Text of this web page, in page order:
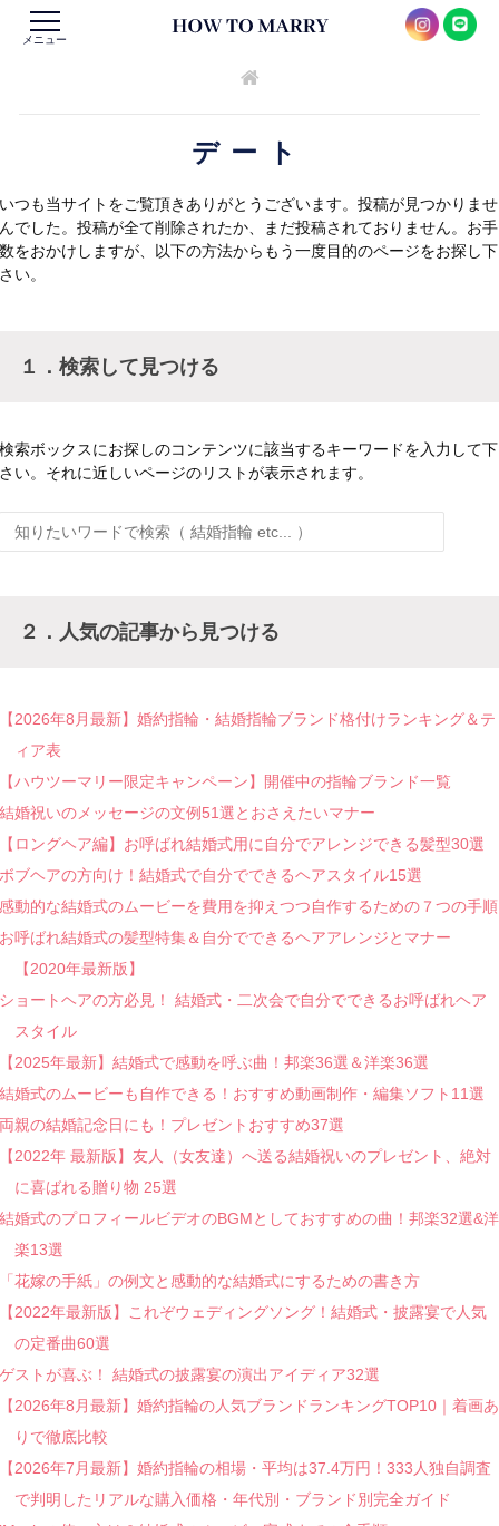
メニュー
デート
いつも当サイトをご覧頂きありがとうございます。投稿が見つかりませ
んでした。投稿が全て削除されたか、まだ投稿されておりません。お手
数をおかけしますが、以下の方法からもう一度目的のページをお探し下
さい。
１．検索して見つける
検索ボックスにお探しのコンテンツに該当するキーワードを入力して下
さい。それに近しいページのリストが表示されます。
２．人気の記事から見つける
【2026年8月最新】婚約指輪・結婚指輪ブランド格付けランキング＆テ
ィア表
【ハウツーマリー限定キャンペーン】開催中の指輪ブランド一覧
結婚祝いのメッセージの文例51選とおさえたいマナー
【ロングヘア編】お呼ばれ結婚式用に自分でアレンジできる髪型30選
ボブヘアの方向け！結婚式で自分でできるヘアスタイル15選
感動的な結婚式のムービーを費用を抑えつつ自作するための７つの手順
お呼ばれ結婚式の髪型特集＆自分でできるヘアアレンジとマナー
【2020年最新版】
ショートヘアの方必見！ 結婚式・二次会で自分でできるお呼ばれヘア
スタイル
【2025年最新】結婚式で感動を呼ぶ曲！邦楽36選＆洋楽36選
結婚式のムービーも自作できる！おすすめ動画制作・編集ソフト11選
両親の結婚記念日にも！プレゼントおすすめ37選
【2022年 最新版】友人（女友達）へ送る結婚祝いのプレゼント、絶対
に喜ばれる贈り物 25選
結婚式のプロフィールビデオのBGMとしておすすめの曲！邦楽32選&洋
楽13選
「花嫁の手紙」の例文と感動的な結婚式にするための書き方
【2022年最新版】これぞウェディングソング！結婚式・披露宴で人気
の定番曲60選
ゲストが喜ぶ！ 結婚式の披露宴の演出アイディア32選
【2026年8月最新】婚約指輪の人気ブランドランキングTOP10｜着画あ
りで徹底比較
【2026年7月最新】婚約指輪の相場・平均は37.4万円！333人独自調査
で判明したリアルな購入価格・年代別・ブランド別完全ガイド